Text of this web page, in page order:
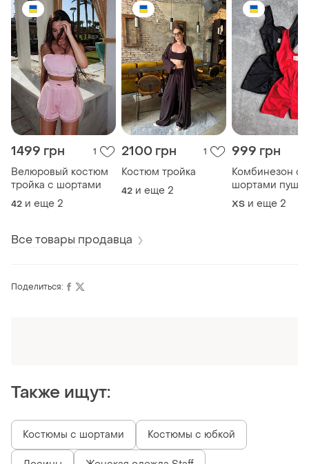
1499 грн 1
Велюровый костюм
тройка с шортами
42 и еще 2
2100 грн 1
Костюм тройка
42 и еще 2
999 грн
Комбинезон с
шортами пуш
ХS и еще 2
Все товары продавца
Поделиться:
Также ищут:
Костюмы с шортами Костюмы с юбкой